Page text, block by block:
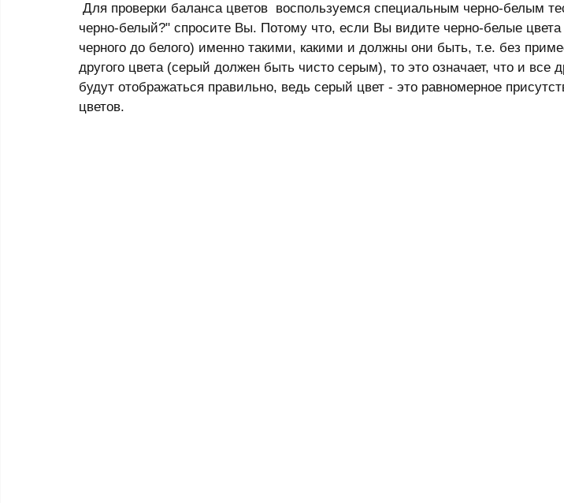
черно-белый?" спросите Вы. Потому что, если Вы видите черно-белые цвета
черного до белого) именно такими, какими и должны они быть, т.е. без
другого цвета (серый должен быть чисто серым), то это означает, что и все
будут отображаться правильно, ведь серый цвет - это равномерное
цветов.